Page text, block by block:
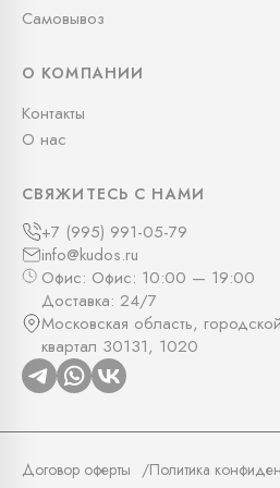
Самовывоз
О КОМПАНИИ
Контакты
О нас
СВЯЖИТЕСЬ С НАМИ
+7 (995) 991-05-79
info@kudos.ru
Офис: Офис: 10:00 — 19:00
Доставка: 24/7
Московская область,
квартал 30131, 1020
Договор оферты Политика